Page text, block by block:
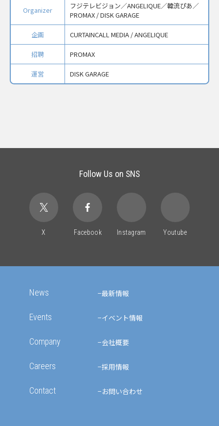
Organizer
フジテレビジョン／ANGELIQUE／韓流ぴあ／
PROMAX / DISK GARAGE
企画 CURTAINCALL MEDIA / ANGELIQUE
招聘 PROMAX
運営 DISK GARAGE
Follow Us on SNS
X Facebook Instagram Youtube
News 最新情報
Events イベント情報
Company 会社概要
Careers 採用情報
Contact お問い合わせ